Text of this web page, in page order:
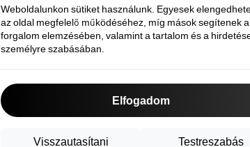
Weboldalunkon sütiket használunk. Egyesek
az oldal megfelelő működéséhez, míg mások segítenek a
forgalom elemzésében, valamint a tartalom és a
személyre szabásában.
Elfogadom
Testreszabás
Visszautasítani
-40%